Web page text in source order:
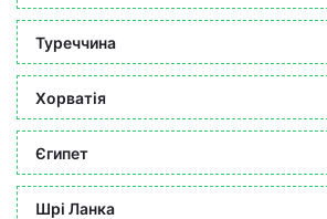
Туреччина
Хорватія
Єгипет
Шрі Ланка